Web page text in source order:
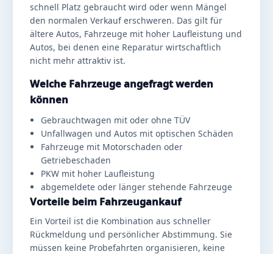
schnell Platz gebraucht wird oder wenn Mängel
den normalen Verkauf erschweren. Das gilt für
ältere Autos, Fahrzeuge mit hoher Laufleistung und
Autos, bei denen eine Reparatur wirtschaftlich
nicht mehr attraktiv ist.
Welche Fahrzeuge angefragt werden
können
Gebrauchtwagen mit oder ohne TÜV
Unfallwagen und Autos mit optischen Schäden
Fahrzeuge mit Motorschaden oder
Getriebeschaden
PKW mit hoher Laufleistung
abgemeldete oder länger stehende Fahrzeuge
Vorteile beim Fahrzeugankauf
Ein Vorteil ist die Kombination aus schneller
Rückmeldung und persönlicher Abstimmung. Sie
müssen keine Probefahrten organisieren, keine